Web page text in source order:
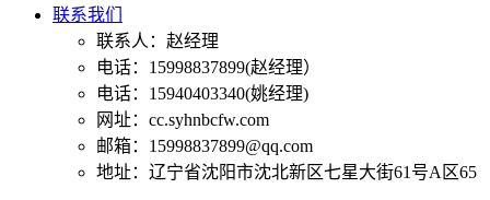
联系我们
联系人：赵经理
电话：15998837899(赵经理）
电话：15940403340(姚经理)
网址：cc.syhnbcfw.com
邮箱：15998837899@qq.com
地址：辽宁省沈阳市沈北新区七星大街61号A区65